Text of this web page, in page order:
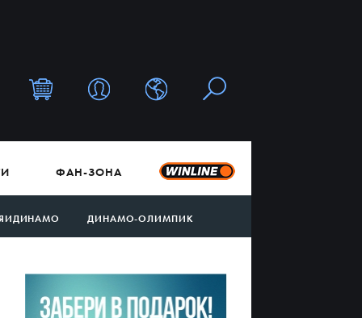
ФАН-ЗОНА
ДИНАМО-ОЛИМПИК